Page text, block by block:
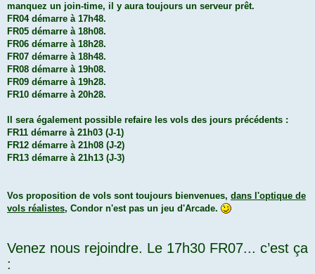
manquez un join-time, il y aura toujours un serveur prêt.
FR04 démarre à 17h48.
FR05 démarre à 18h08.
FR06 démarre à 18h28.
FR07 démarre à 18h48.
FR08 démarre à 19h08.
FR09 démarre à 19h28.
FR10 démarre à 20h28.
Il sera également possible refaire les vols des jours précédents :
FR11 démarre à 21h03 (J-1)
FR12 démarre à 21h08 (J-2)
FR13 démarre à 21h13 (J-3)
Vos proposition de vols sont toujours bienvenues, dans l'optique de
vols réalistes, Condor n'est pas un jeu d'Arcade.
Venez nous rejoindre. Le 17h30 FR07... c’est ça
: